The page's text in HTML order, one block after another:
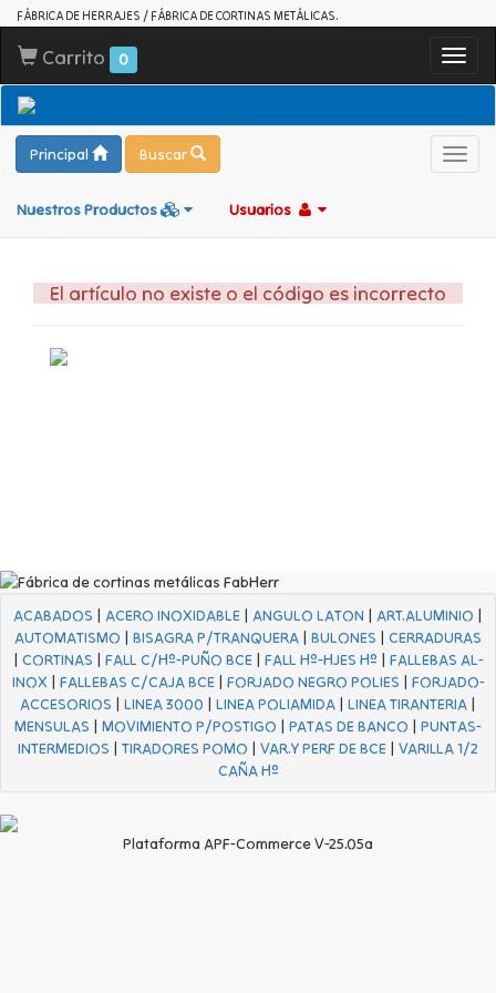
FÁBRICA DE HERRAJES / FÁBRICA DE CORTINAS METÁLICAS.
Carrito 0
Principal Buscar
Nuestros Productos Usuarios
El artículo no existe o el código es incorrecto
ACABADOS | ACERO INOXIDABLE | ANGULO LATON | ART.ALUMINIO |
AUTOMATISMO | BISAGRA P/TRANQUERA | BULONES | CERRADURAS
| CORTINAS | FALL C/Hº-PUÑO BCE| FALL Hº-HJES Hº | FALLEBAS AL-
INOX | FALLEBAS C/CAJA BCE| FORJADO NEGRO POLIES | FORJADO-
ACCESORIOS | LINEA 3000 | LINEA POLIAMIDA | LINEA TIRANTERIA |
MENSULAS | MOVIMIENTO P/POSTIGO | PATAS DE BANCO | PUNTAS-
INTERMEDIOS | TIRADORES POMO | VAR.Y PERF DE BCE | VARILLA 1/2
CAÑA Hº
Plataforma APF-Commerce V-25.05a